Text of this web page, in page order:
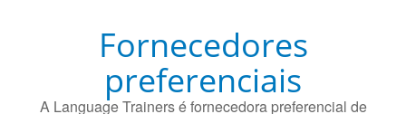
Fornecedores
preferenciais
A Language Trainers é fornecedora preferencial de
cursos para